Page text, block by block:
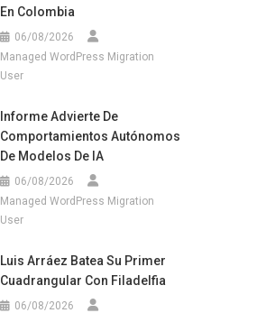
En Colombia
06/08/2026
Managed WordPress Migration
User
Informe Advierte De
Comportamientos Autónomos
De Modelos De IA
06/08/2026
Managed WordPress Migration
User
Luis Arráez Batea Su Primer
Cuadrangular Con Filadelfia
06/08/2026